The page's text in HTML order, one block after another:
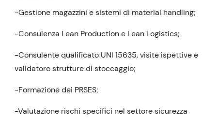
-Gestione magazzini e sistemi di material handling;
-Consulenza Lean Production e Lean Logistics;
-Consulente qualificato UNI 15635, visite ispettive e
validatore strutture di stoccaggio;
-Formazione dei PRSES;
-Valutazione rischi specifici nel settore sicurezza